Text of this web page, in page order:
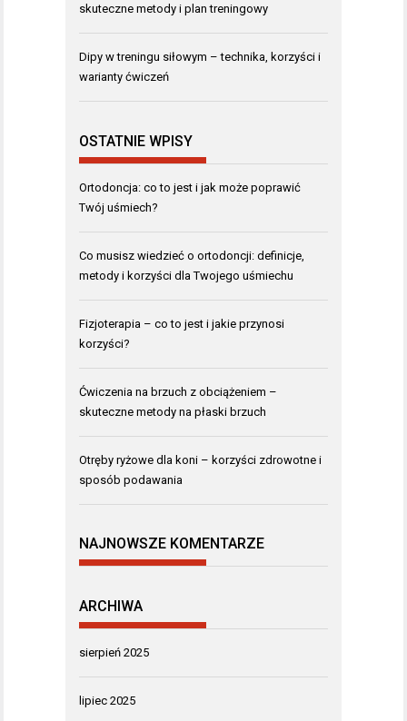
skuteczne metody i plan treningowy
Dipy w treningu siłowym – technika, korzyści i
warianty ćwiczeń
OSTATNIE WPISY
Ortodoncja: co to jest i jak może poprawić
Twój uśmiech?
Co musisz wiedzieć o ortodoncji: definicje,
metody i korzyści dla Twojego uśmiechu
Fizjoterapia – co to jest i jakie przynosi
korzyści?
Ćwiczenia na brzuch z obciążeniem –
skuteczne metody na płaski brzuch
Otręby ryżowe dla koni – korzyści zdrowotne i
sposób podawania
NAJNOWSZE KOMENTARZE
ARCHIWA
sierpień 2025
lipiec 2025